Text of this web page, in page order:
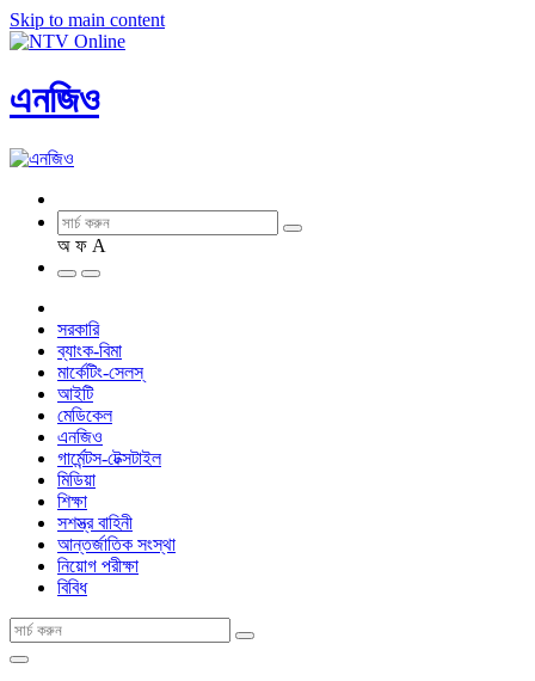
Skip to main content
এনজিও
অ ফ A
সরকারি
ব্যাংক-বিমা
মার্কেটিং-সেলস্
আইটি
মেডিকেল
এনজিও
গার্মেন্টস-টেক্সটাইল
মিডিয়া
শিক্ষা
সশস্ত্র বাহিনী
আন্তর্জাতিক সংস্থা
নিয়োগ পরীক্ষা
বিবিধ